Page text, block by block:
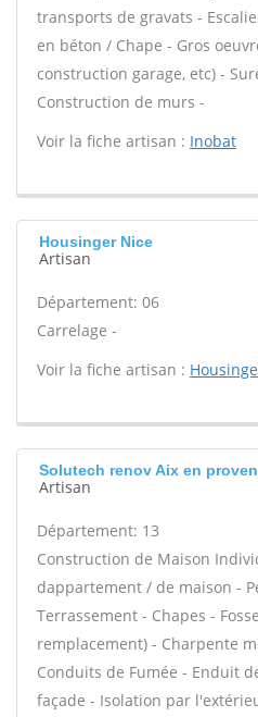
transports de gravats -
en béton / Chape - Gros
construction garage, etc) -
Construction de murs -
Voir la fiche artisan : Inobat
Housinger Nice
Artisan
Département: 06
Carrelage -
Voir la fiche artisan :
Solutech renov Aix en
Artisan
Département: 13
Construction de Maison
dappartement / de maison -
Terrassement - Chapes -
remplacement) - Charpente
Conduits de Fumée - Enduit
façade - Isolation par